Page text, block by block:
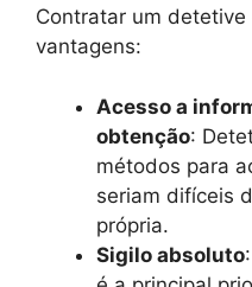
Contratar um
vantagens:
Acesso a
obtenção:
métodos para
seriam difíceis
própria.
Sigilo absoluto